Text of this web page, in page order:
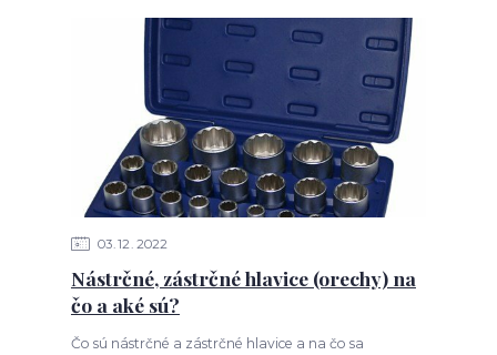
03 12 2022
Nástrčné, zástrčné hlavice (orechy) na
čo a aké sú?
Čo sú nástrčné a zástrčné hlavice a na čo sa